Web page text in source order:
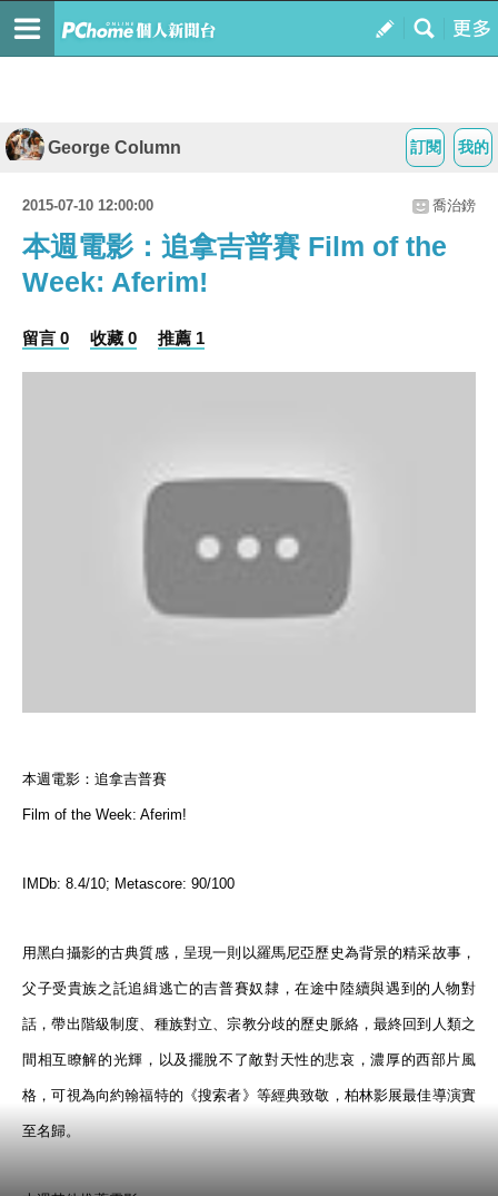
我的
訂閱
George Column
2015-07-10 12:00:00 喬治鎊
本週電影：追拿吉普賽 Film of the
Week: Aferim!
留言 0 收藏 0 推薦 1
本週電影：追拿吉普賽
Film of the Week: Aferim!
IMDb: 8.4/10; Metascore: 90/100
用黑白攝影的古典質感，呈現一則以羅馬尼亞歷史為背景的精采故事，
父子受貴族之託追緝逃亡的吉普賽奴隸，在途中陸續與遇到的人物對
話，帶出階級制度、種族對立、宗教分歧的歷史脈絡，最終回到人類之
間相互瞭解的光輝，以及擺脫不了敵對天性的悲哀，濃厚的西部片風
格，可視為向約翰福特的《搜索者》等經典致敬，柏林影展最佳導演實
至名歸。